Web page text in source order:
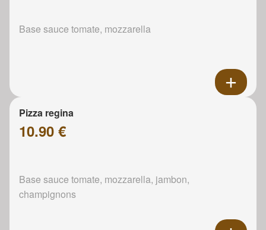
Base sauce tomate, mozzarella
Pizza regina
10.90 €
Base sauce tomate, mozzarella, jambon,
champignons